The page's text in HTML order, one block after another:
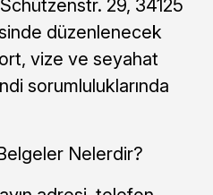
Schützenstr. 29, 34125
düzenlenecek
vize ve seyahat
sorumluluklarında
Nelerdir?